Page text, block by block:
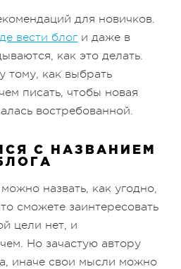
для новичков.
вести блог и даже в
как это делать.
тому, как выбрать
писать, чтобы новая
востребованной.
С НАЗВАНИЕМ
назвать, как угодно,
сможете заинтересовать
цели нет, и
Но зачастую автору
иначе свои мысли можно